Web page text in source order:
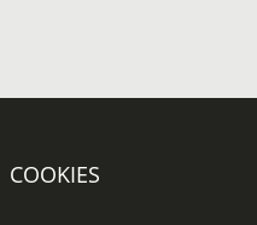
COOKIES